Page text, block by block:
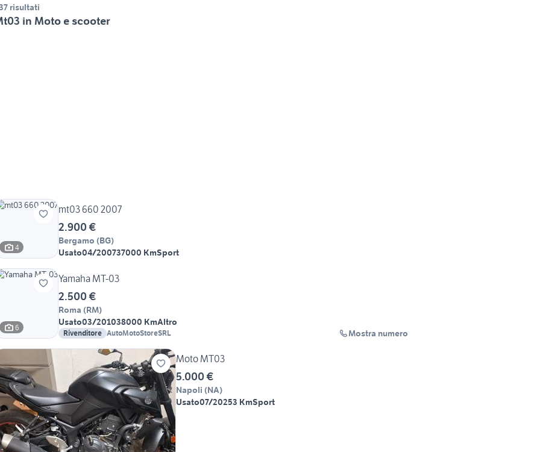
risultati
in Moto e scooter
4
mt03 660 2007
2.900 €
Bergamo (BG)
Usato04/200737000 KmSport
6
Yamaha MT-03
2.500 €
Roma (RM)
Usato03/201038000 KmAltro
Rivenditore AutoMotoStoreSRL Mostra numero
Moto MT03
5.000 €
Napoli (NA)
Usato07/20253 KmSport